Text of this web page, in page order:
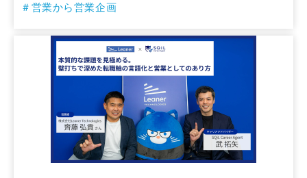
＃営業から営業企画